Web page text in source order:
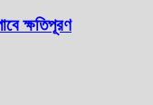
ক্ষতিপূরণ